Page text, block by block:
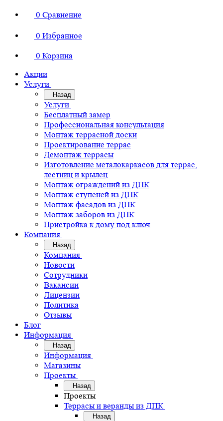
0 Сравнение
0 Избранное
0 Корзина
Акции
Услуги
Назад
Услуги
Бесплатный замер
Профессиональная консультация
Монтаж террасной доски
Проектирование террас
Демонтаж террасы
Изготовление металокаркасов для террас,
лестниц и крылец
Монтаж ограждений из ДПК
Монтаж ступеней из ДПК
Монтаж фасадов из ДПК
Монтаж заборов из ДПК
Пристройка к дому под ключ
Компания
Назад
Компания
Новости
Сотрудники
Вакансии
Лицензии
Политика
Отзывы
Блог
Информация
Назад
Информация
Магазины
Проекты
Назад
Проекты
Террасы и веранды из ДПК
Назад